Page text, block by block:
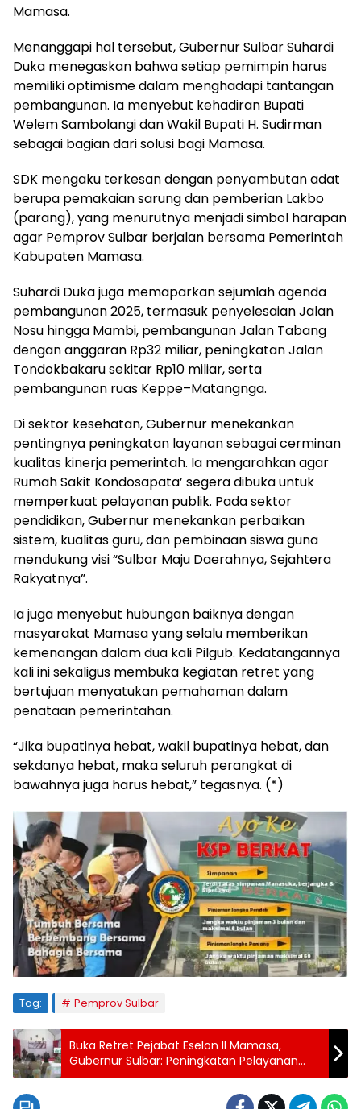
Mamasa.
Menanggapi hal tersebut, Gubernur Sulbar Suhardi
Duka menegaskan bahwa setiap pemimpin harus
memiliki optimisme dalam menghadapi tantangan
pembangunan. Ia menyebut kehadiran Bupati
Welem Sambolangi dan Wakil Bupati H. Sudirman
sebagai bagian dari solusi bagi Mamasa.
SDK mengaku terkesan dengan penyambutan adat
berupa pemakaian sarung dan pemberian Lakbo
(parang), yang menurutnya menjadi simbol harapan
agar Pemprov Sulbar berjalan bersama Pemerintah
Kabupaten Mamasa.
Suhardi Duka juga memaparkan sejumlah agenda
pembangunan 2025, termasuk penyelesaian Jalan
Nosu hingga Mambi, pembangunan Jalan Tabang
dengan anggaran Rp32 miliar, peningkatan Jalan
Tondokbakaru sekitar Rp10 miliar, serta
pembangunan ruas Keppe–Matangnga.
Di sektor kesehatan, Gubernur menekankan
pentingnya peningkatan layanan sebagai cerminan
kualitas kinerja pemerintah. Ia mengarahkan agar
Rumah Sakit Kondosapata’ segera dibuka untuk
memperkuat pelayanan publik. Pada sektor
pendidikan, Gubernur menekankan perbaikan
sistem, kualitas guru, dan pembinaan siswa guna
mendukung visi “Sulbar Maju Daerahnya, Sejahtera
Rakyatnya”.
Ia juga menyebut hubungan baiknya dengan
masyarakat Mamasa yang selalu memberikan
kemenangan dalam dua kali Pilgub. Kedatangannya
kali ini sekaligus membuka kegiatan retret yang
bertujuan menyatukan pemahaman dalam
penataan pemerintahan.
“Jika bupatinya hebat, wakil bupatinya hebat, dan
sekdanya hebat, maka seluruh perangkat di
bawahnya juga harus hebat,” tegasnya. (*)
Tag: Pemprov Sulbar
Buka Retret Pejabat Eselon II Mamasa,
Gubernur Sulbar: Peningkatan Pelayanan
Publik Harga Mati